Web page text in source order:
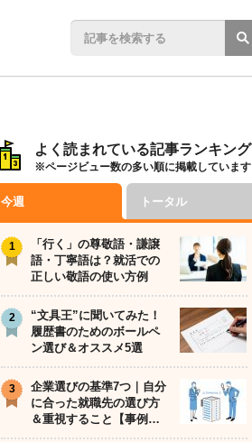
よく読まれている記事ランキング
※ページビュー数の多い順に掲載しています
今週 トータル
「行く」の尊敬語・謙譲
語・丁寧語は？就活での
正しい敬語の使い方例
“文具王”に聞いてみた！
履歴書のためのボールペ
ン選び＆オススメ5選
企業選びの基準7つ｜自分
に合った就職先の選び方
＆重視すること【事例…